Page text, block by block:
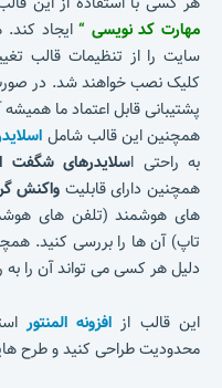
مهارت کد نویسی “ایجاد
سایت را از تنظیمات قالب
کلیک نصب خواهند شد. در
پشتیبانی قابل اعتماد ما
همچنین این قالب شامل
به راحتی اسلایدرهای شگفت
همچنین دارای قابلیت واکنش
های هوشمند (تلفن های
تاپ) آن ها را بررسی کنید.
دلیل هر کسی می تواند آن را به
این قالب از افزونه المنتور
محدودیت طراحی کنید و طرح